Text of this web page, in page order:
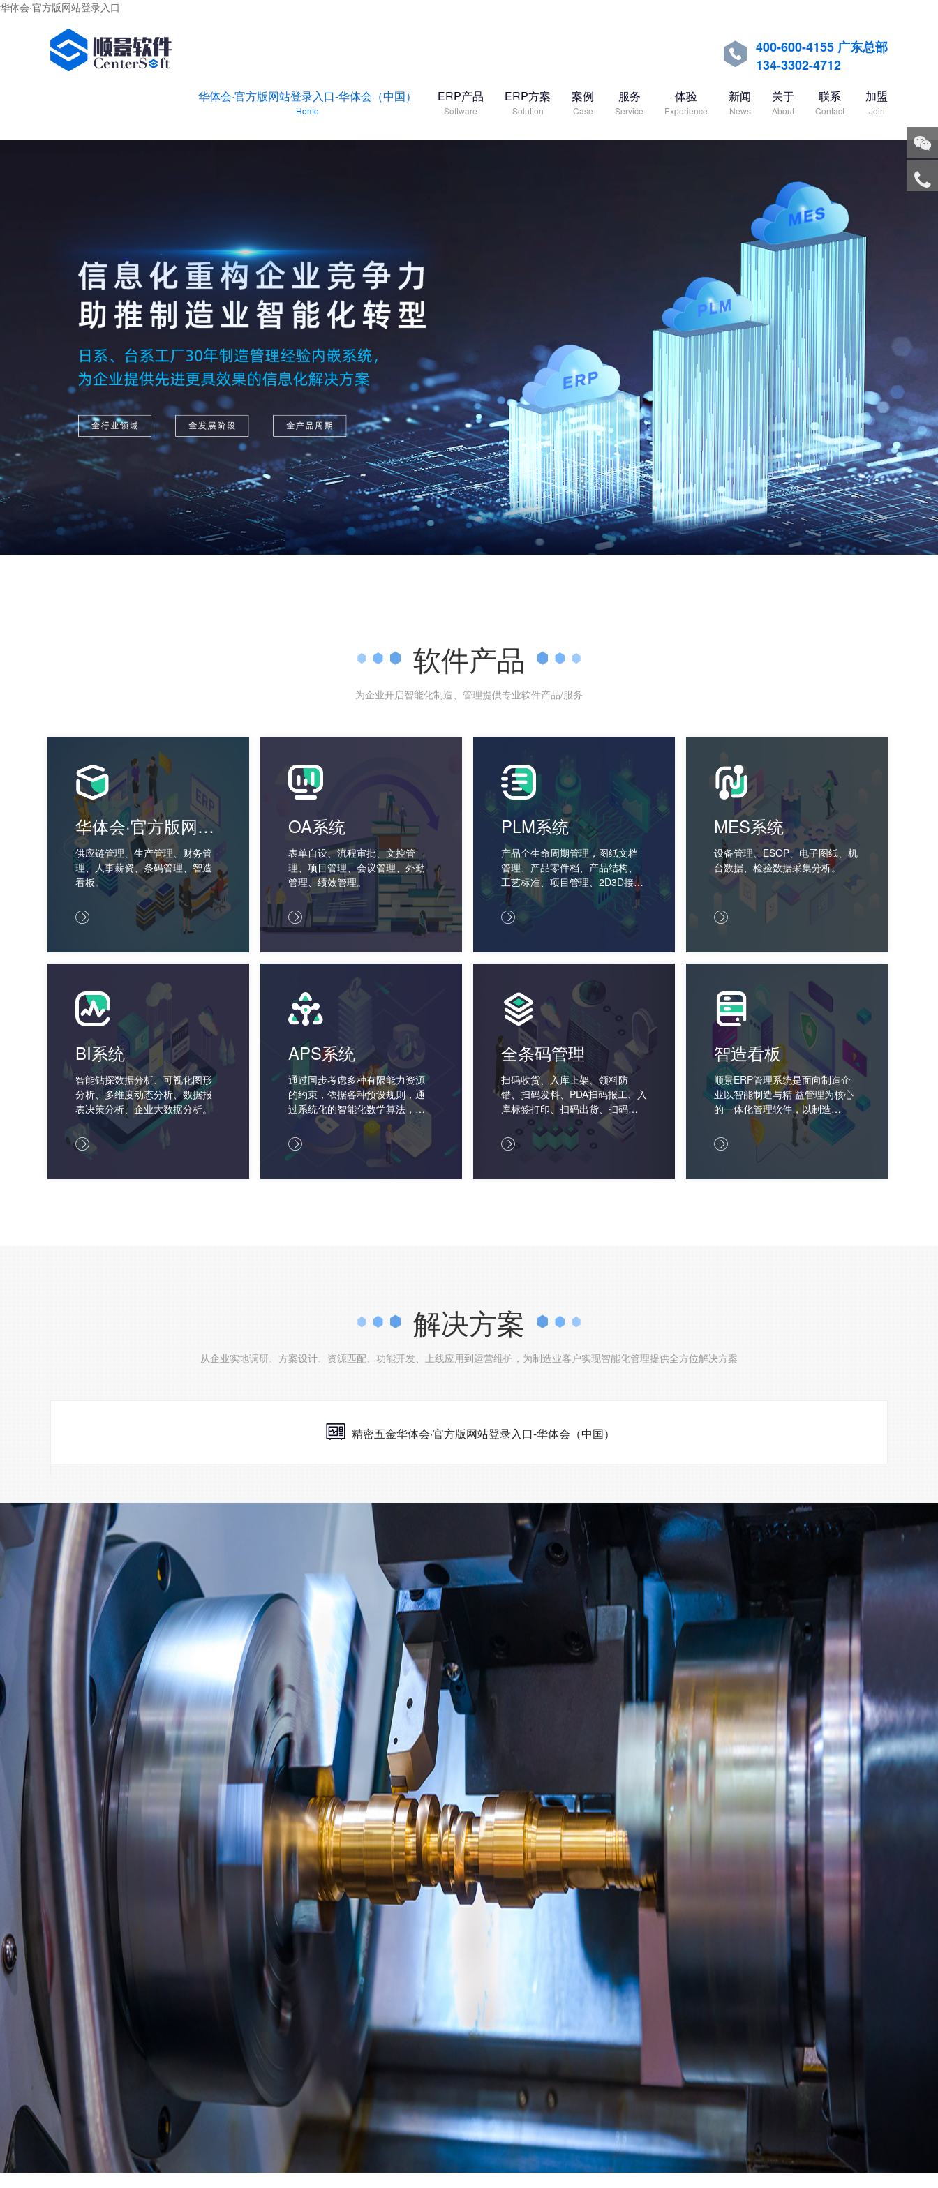
华体会·官方版网站登录入口

400-600-4155 广东总部
134-3302-4712
华体会·官方版网站登录入口-华体会（中国）
Home
ERP产品
Software
ERP方案
Solution
案例
Case
服务
Service
体验
Experience
新闻
News
关于
About
联系
Contact
加盟
Join
软件产品
为企业开启智能化制造、管理提供专业软件产品/服务
华体会·官方版网站
登录入口-华体会
（中国）
供应链管理、生产管理、财务管
理、人事薪资、条码管理、智造
看板。

OA系统
表单自设、流程审批、文控管
理、项目管理、会议管理、外勤
管理、绩效管理。

PLM系统
产品全生命周期管理，图纸文档
管理、产品零件档、产品结构、
工艺标准、项目管理、2D3D接
口。

MES系统
设备管理、ESOP、电子图纸、机
台数据、检验数据采集分析。

BI系统
智能钻探数据分析、可视化图形
分析、多维度动态分析、数据报
表决策分析、企业大数据分析。

APS系统
通过同步考虑多种有限能力资源
的约束，依据各种预设规则，通
过系统化的智能化数学算法，通
过反复模拟、试探、优化、计
算，从而给出相对完善的生产详
细计划。

全条码管理
扫码收货、入库上架、领料防
错、扫码发料、PDA扫码报工、入
库标签打印、扫码出货、扫码追
溯生产用料、条码盘点

智造看板
顺景ERP管理系统是面向制造企
业以智能制造与精 益管理为核心
的一体化管理软件，以制造…

解决方案
从企业实地调研、方案设计、资源匹配、功能开发、上线应用到运营维护，为制造业客户实现智能化管理提供全方位解决方案
精密五金华体会·官方版网站登录入口-华体会（中国）
微信